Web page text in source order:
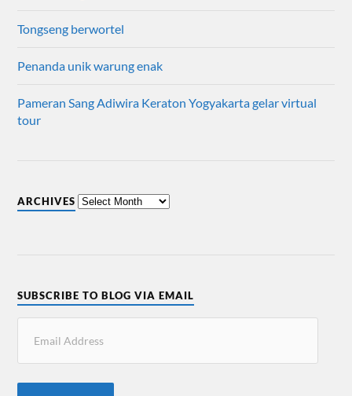
Tongseng berwortel
Penanda unik warung enak
Pameran Sang Adiwira Keraton Yogyakarta gelar virtual
tour
ARCHIVES
SUBSCRIBE TO BLOG VIA EMAIL